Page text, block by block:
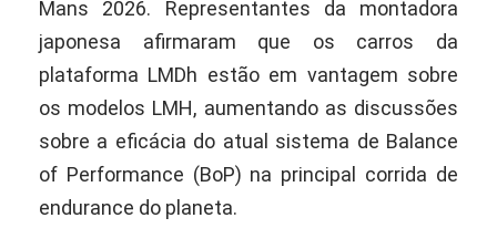
Mans 2026. Representantes da montadora
japonesa afirmaram que os carros da
plataforma LMDh estão em vantagem sobre
os modelos LMH, aumentando as discussões
sobre a eficácia do atual sistema de Balance
of Performance (BoP) na principal corrida de
endurance do planeta.